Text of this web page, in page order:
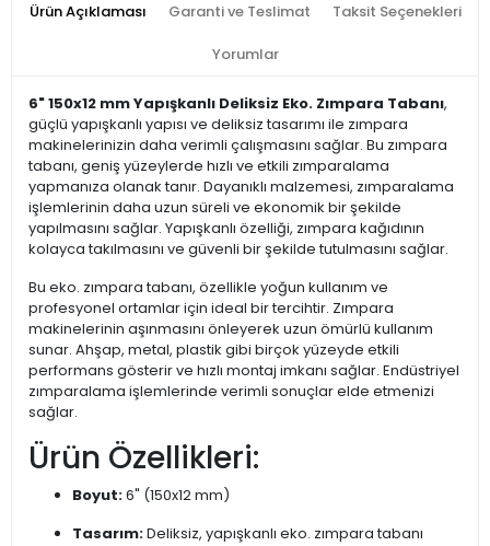
Ürün Açıklaması Garanti ve Teslimat Taksit Seçenekleri
Yorumlar
6" 150x12 mm Yapışkanlı Deliksiz Eko. Zımpara Tabanı,
güçlü yapışkanlı yapısı ve deliksiz tasarımı ile zımpara
makinelerinizin daha verimli çalışmasını sağlar. Bu zımpara
tabanı, geniş yüzeylerde hızlı ve etkili zımparalama
yapmanıza olanak tanır. Dayanıklı malzemesi, zımparalama
işlemlerinin daha uzun süreli ve ekonomik bir şekilde
yapılmasını sağlar. Yapışkanlı özelliği, zımpara kağıdının
kolayca takılmasını ve güvenli bir şekilde tutulmasını sağlar.
Bu eko. zımpara tabanı, özellikle yoğun kullanım ve
profesyonel ortamlar için ideal bir tercihtir. Zımpara
makinelerinin aşınmasını önleyerek uzun ömürlü kullanım
sunar. Ahşap, metal, plastik gibi birçok yüzeyde etkili
performans gösterir ve hızlı montaj imkanı sağlar. Endüstriyel
zımparalama işlemlerinde verimli sonuçlar elde etmenizi
sağlar.
Ürün Özellikleri:
Boyut:6" (150x12 mm)
Tasarım:Deliksiz, yapışkanlı eko. zımpara tabanı